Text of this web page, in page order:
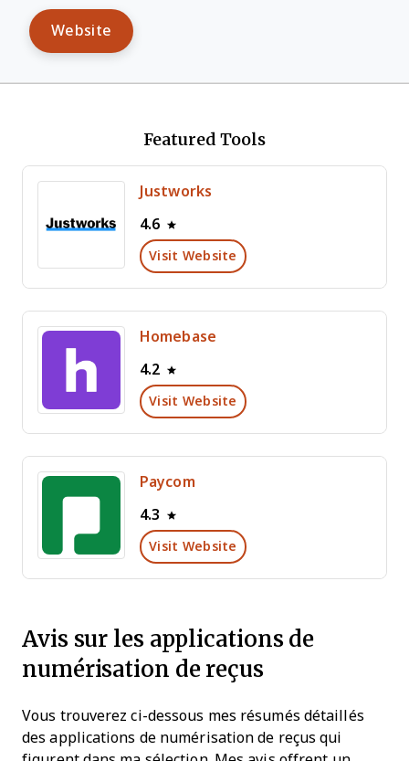
Website
Featured Tools
Justworks
4.6
Visit Website
Homebase
4.2
Visit Website
Paycom
4.3
Visit Website
Avis sur les applications de
numérisation de reçus
Vous trouverez ci-dessous mes résumés détaillés
des applications de numérisation de reçus qui